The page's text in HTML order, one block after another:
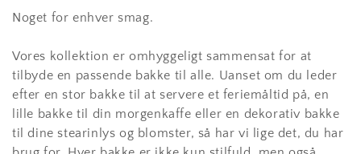
Noget for enhver smag.
Vores kollektion er omhyggeligt sammensat for at
tilbyde en passende bakke til alle. Uanset om du leder
efter en stor bakke til at servere et feriemåltid på, en
lille bakke til din morgenkaffe eller en dekorativ bakke
til dine stearinlys og blomster, så har vi lige det, du har